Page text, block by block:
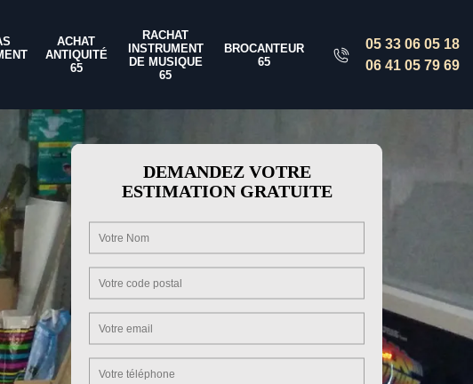
ACHAT
ANTIQUITÉ
65
RACHAT
INSTRUMENT
DE MUSIQUE
65
BROCANTEUR
65
05 33 06 05 18
06 41 05 79 69
DEMANDEZ VOTRE
ESTIMATION GRATUITE